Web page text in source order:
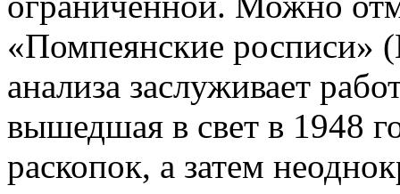
«Помпеянские росписи»
анализа заслуживает
вышедшая в свет в 1948
раскопок, а затем